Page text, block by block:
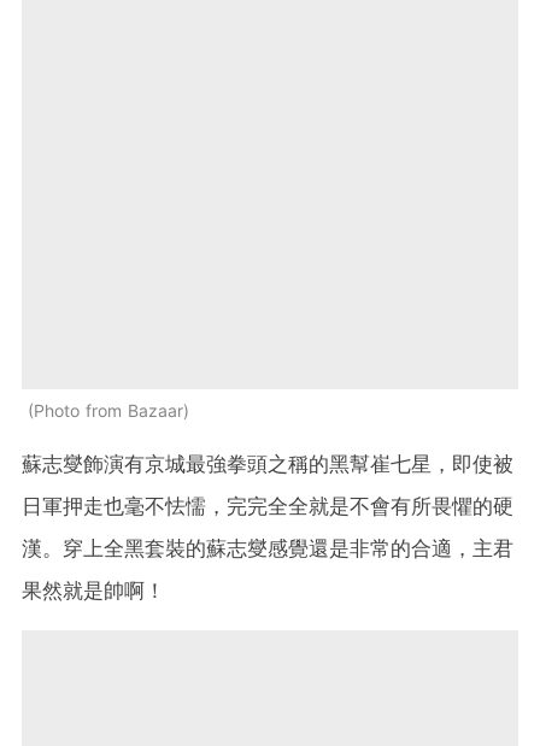
Photo from Bazaar
蘇志燮飾演有京城最強拳頭之稱的黑幫崔七星，即使被
日軍押走也毫不怯懦，完完全全就是不會有所畏懼的硬
漢。穿上全黑套裝的蘇志燮感覺還是非常的合適，主君
果然就是帥啊！